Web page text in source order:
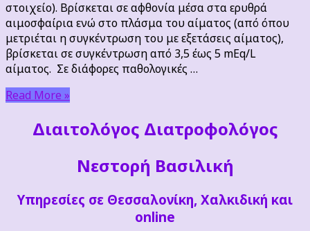
στοιχείο). Βρίσκεται σε αφθονία μέσα στα ερυθρά
αιμοσφαίρια ενώ στο πλάσμα του αίματος (από όπου
μετριέται η συγκέντρωση του με εξετάσεις αίματος),
βρίσκεται σε συγκέντρωση από 3,5 έως 5 mEq/L
αίματος. Σε διάφορες παθολογικές …
Read More »
Διαιτoλόγος Διατροφολόγος
Νεστορή Βασιλική
Υπηρεσίες σε Θεσσαλονίκη, Χαλκιδική και
online